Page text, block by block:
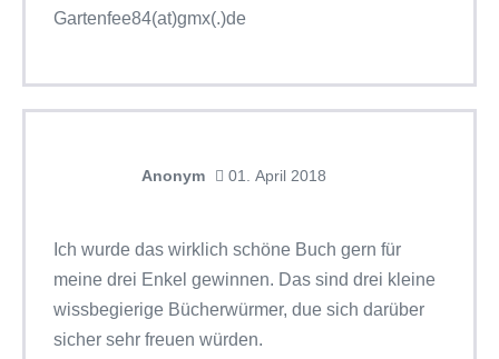
Gartenfee84(at)gmx(.)de
Anonym 01. April 2018
Ich wurde das wirklich schöne Buch gern für
meine drei Enkel gewinnen. Das sind drei kleine
wissbegierige Bücherwürmer, due sich darüber
sicher sehr freuen würden.